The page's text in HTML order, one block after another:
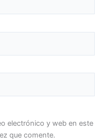
electrónico y web en este
que comente.